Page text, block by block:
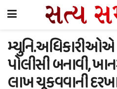
પોલીસી બનાવી,
લાખ ચૂકવવાની